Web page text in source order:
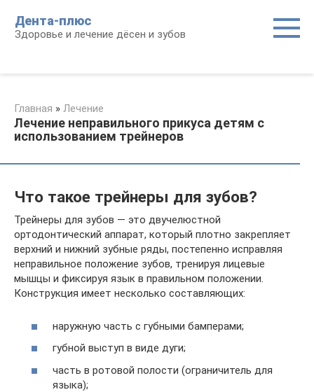
контенту
Дента-плюс
Здоровье и лечение дёсен и зубов
Главная » Лечение
Лечение неправильного прикуса детям с
использованием трейнеров
Что такое трейнеры для зубов?
Трейнеры для зубов — это двучелюстной
ортодонтический аппарат, который плотно закрепляет
верхний и нижний зубные ряды, постепенно исправляя
неправильное положение зубов, тренируя лицевые
мышцы и фиксируя язык в правильном положении.
Конструкция имеет несколько составляющих:
наружную часть с губными бамперами;
губной выступ в виде дуги;
часть в ротовой полости (ограничитель для
языка);